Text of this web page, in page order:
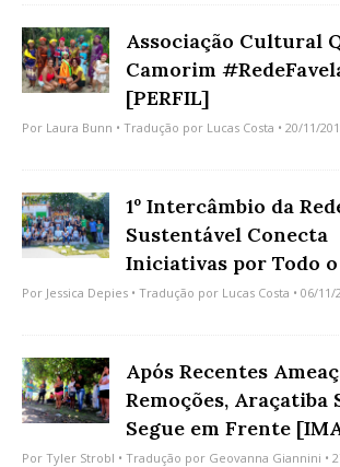
Associação Cultural
Camorim
[PERFIL]
Por Laura Bunn • Tradução por Lucas Costa • 20/11/
1º Intercâmbio da
Sustentável Conecta
Iniciativas por Todo o
Por Jessica Depies • Tradução por Lucas Costa • 06/11/
Após Recentes
Remoções, Araçatiba
Segue em Frente
Por Tyler Strobl • Tradução por Geovanna Giannini •